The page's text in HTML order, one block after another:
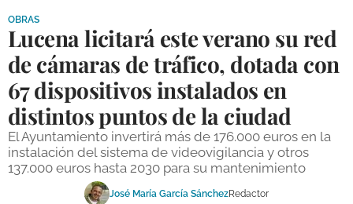
DEPORTES
COMPETICIONES
DEPORTE BASE
OPINIÓN
VENTANA CIUDADANA
OBRAS
Lucena licitará este verano su red
de cámaras de tráfico, dotada con
67 dispositivos instalados en
distintos puntos de la ciudad
El Ayuntamiento invertirá más de 176.000 euros en la
instalación del sistema de videovigilancia y otros
137.000 euros hasta 2030 para su mantenimiento
José María García SánchezRedactor